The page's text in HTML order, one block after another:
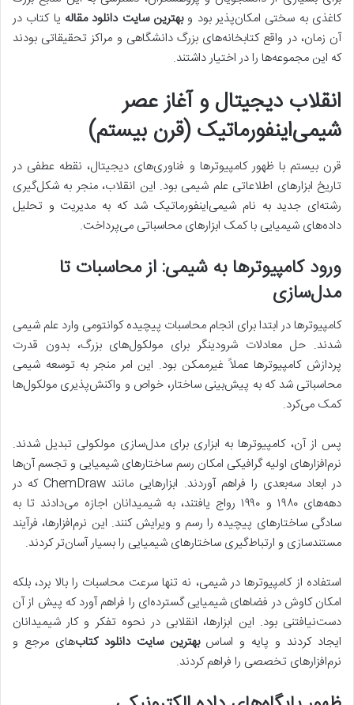
کاغذی به سختی امکان‌پذیر بود وبهترین سایت دانلود مقاله یا کتاب در
آن زمان، در واقع کتابخانه‌های بزرگ دانشگاهی و مراکز تحقیقاتی بودند
که این مجموعه‌ها را در اختیار داشتند.
انقلاب دیجیتال و آغاز عصر
شیمی‌اینفورماتیک (قرن بیستم)
قرن بیستم با ظهور کامپیوترها و فناوری‌های دیجیتال، نقطه عطفی در
تاریخ ابزارهای اطلاعاتی علم شیمی بود. این انقلاب، منجر به شکل‌گیری
رشته‌ای جدید به نام شیمی‌اینفورماتیک شد که به مدیریت و تحلیل
داده‌های شیمیایی با کمک ابزارهای محاسباتی می‌پرداخت.
ورود کامپیوترها به شیمی: از محاسبات تا
مدل‌سازی
کامپیوترها در ابتدا برای انجام محاسبات پیچیده کوانتومی وارد علم شیمی
شدند. حل معادلات شرودینگر برای مولکول‌های بزرگ، بدون قدرت
پردازش کامپیوترها عملاً غیرممکن بود. این امر منجر به توسعه شیمی
محاسباتی شد که به پیش‌بینی ساختار، خواص و واکنش‌پذیری مولکول‌ها
کمک می‌کرد.
پس از آن، کامپیوترها به ابزاری برای مدل‌سازی مولکولی تبدیل شدند.
نرم‌افزارهای اولیه گرافیکی امکان رسم ساختارهای شیمیایی و تجسم آن‌ها
در ابعاد سه‌بعدی را فراهم آوردند. ابزارهایی مانند ChemDraw که در
دهه‌های ۱۹۸۰ و ۱۹۹۰ رواج یافتند، به شیمیدانان اجازه می‌دادند تا به
سادگی ساختارهای پیچیده را رسم و ویرایش کنند. این نرم‌افزارها، فرآیند
مستندسازی و ارتباط‌گیری ساختارهای شیمیایی را بسیار آسان‌تر کردند.
استفاده از کامپیوترها در شیمی، نه تنها سرعت محاسبات را بالا برد، بلکه
امکان کاوش در فضاهای شیمیایی گسترده‌ای را فراهم آورد که پیش از آن
دست‌نیافتنی بود. این ابزارها، انقلابی در نحوه تفکر و کار شیمیدانان
ایجاد کردند و پایه و اساسبهترین سایت دانلود کتاب‌های مرجع و
نرم‌افزارهای تخصصی را فراهم کردند.